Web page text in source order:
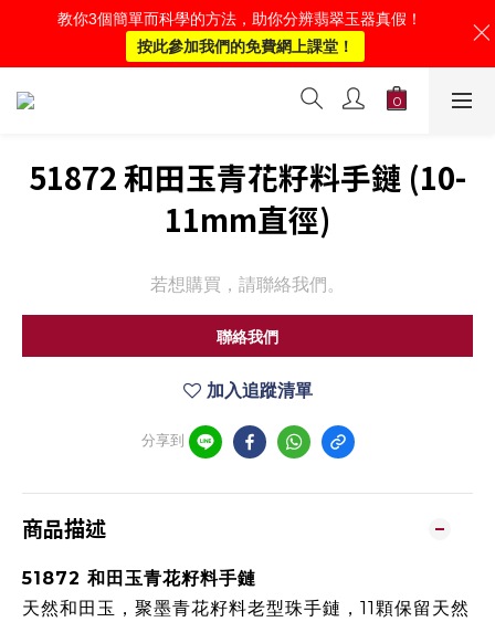
51872 和田玉青花籽料手鏈 (10-
11mm直徑)
若想購買，請聯絡我們。
聯絡我們
加入追蹤清單
分享到
商品描述
51872 和田玉青花籽料手鏈
天然和田玉，聚墨青花籽料老型珠手鏈，11顆保留天然
教你3個簡單而科學的方法，助你分辨翡翠玉器真假！
按此參加我們的免費網上課堂！